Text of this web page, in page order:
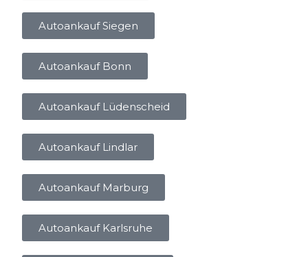
Autoankauf Siegen
Autoankauf Bonn
Autoankauf Lüdenscheid
Autoankauf Lindlar
Autoankauf Marburg
Autoankauf Karlsruhe